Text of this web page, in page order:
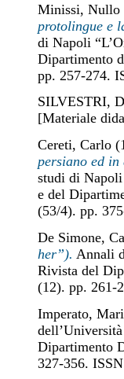
Minissi, Nullo
protolingue e
di Napoli
Dipartimento
pp. 257-274.
SILVESTRI,
[Materiale
Cereti, Carlo
persiano ed
studi di
e del
(53/4). pp.
De Simone,
her”). Annali
Rivista del
(12). pp. 261-
Imperato,
Dipartimento
327-356.